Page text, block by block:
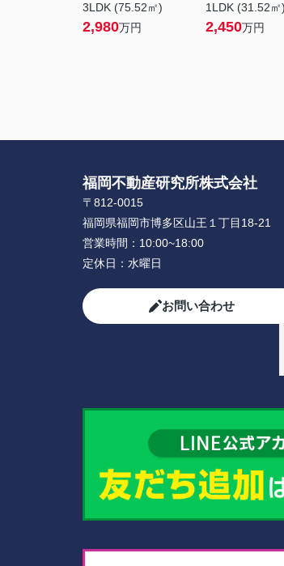
3LDK (75.52㎡)
2,980万円
1LDK (31.52㎡)
2,450万円
福岡不動産研究所株式会社
〒812-0015
福岡県福岡市博多区山王１丁目18-21
営業時間： 10:00~18:00
定休日： 水曜日
お問い合わせ